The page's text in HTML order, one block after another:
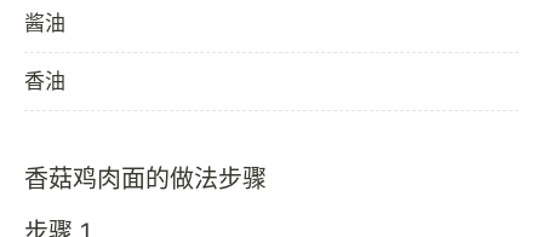
酱油
香油
香菇鸡肉面的做法步骤